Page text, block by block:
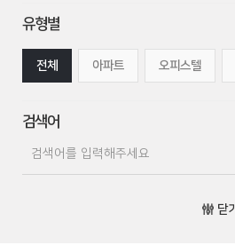
유형별
전체 아파트 오피스텔
검색어
닫기